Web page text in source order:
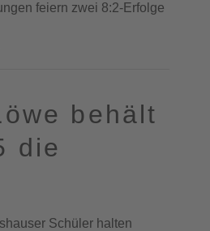
feiern zwei 8:2-Erfolge
behält
die
Schüler halten